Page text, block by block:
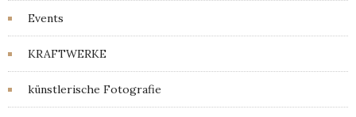
Events
KRAFTWERKE
künstlerische Fotografie